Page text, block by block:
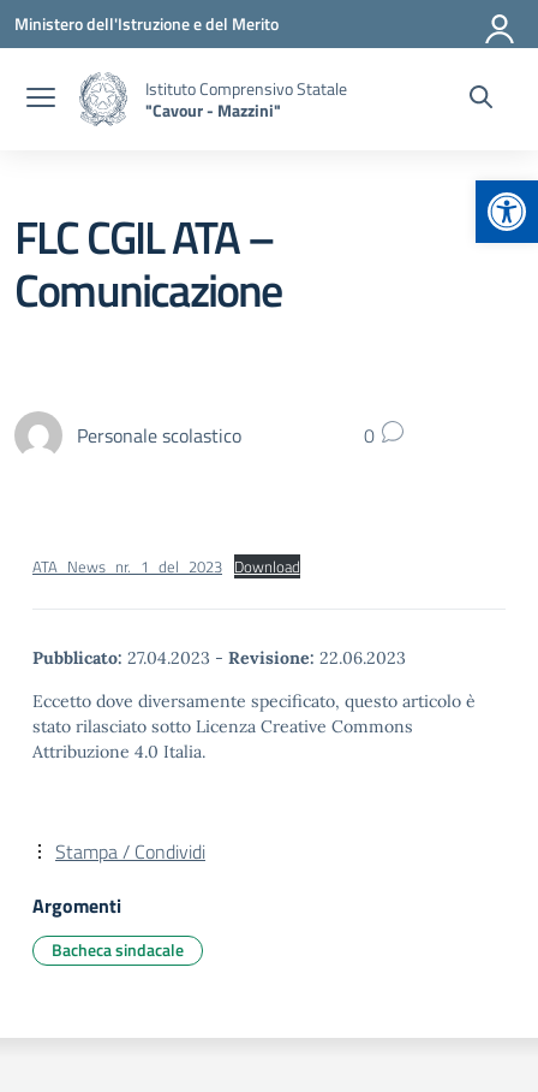
Vai ai contenuti
Vai al menu di navigazione
Vai al footer
Ministero dell'Istruzione e del Merito
Istituto Comprensivo Statale
"Cavour - Mazzini"
FLC CGIL ATA –
Comunicazione
Personale scolastico 0
ATA_News_nr._1_del_2023 Download
Pubblicato: 27.04.2023 - Revisione: 22.06.2023
Eccetto dove diversamente specificato, questo articolo è
stato rilasciato sotto Licenza Creative Commons
Attribuzione 4.0 Italia.
Stampa / Condividi
Argomenti
Bacheca sindacale